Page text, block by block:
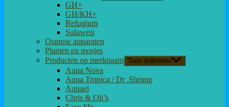
GH+
GH/KH+
Refugium
Sulawesi
Osmose apparaten
Planten en mosjes
Producten op merknaam Toon submenu
Aqua Nova
Aqua Tropica / Dr .Shrimp
Aquael
Chris & Oli’s